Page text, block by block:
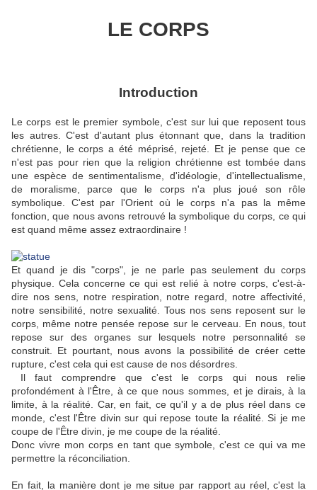
LE CORPS
Introduction
Le corps est le premier symbole, c'est sur lui que reposent tous
les autres. C'est d'autant plus étonnant que, dans la tradition
chrétienne, le corps a été méprisé, rejeté. Et je pense que ce
n'est pas pour rien que la religion chrétienne est tombée dans
une espèce de sentimentalisme, d'idéologie, d'intellectualisme,
de moralisme, parce que le corps n'a plus joué son rôle
symbolique. C'est par l'Orient où le corps n'a pas la même
fonction, que nous avons retrouvé la symbolique du corps, ce qui
est quand même assez extraordinaire !
Et quand je dis "corps", je ne parle pas seulement du corps
physique. Cela concerne ce qui est relié à notre corps, c'est-à-
dire nos sens, notre respiration, notre regard, notre affectivité,
notre sensibilité, notre sexualité. Tous nos sens reposent sur le
corps, même notre pensée repose sur le cerveau. En nous, tout
repose sur des organes sur lesquels notre personnalité se
construit. Et pourtant, nous avons la possibilité de créer cette
rupture, c'est cela qui est cause de nos désordres.
Il faut comprendre que c'est le corps qui nous relie
profondément à l'Être, à ce que nous sommes, et je dirais, à la
limite, à la réalité. Car, en fait, ce qu'il y a de plus réel dans ce
monde, c'est l'Être divin sur qui repose toute la réalité. Si je me
coupe de l'Être divin, je me coupe de la réalité.
Donc vivre mon corps en tant que symbole, c'est ce qui va me
permettre la réconciliation.
En fait, la manière dont je me situe par rapport au réel, c'est la